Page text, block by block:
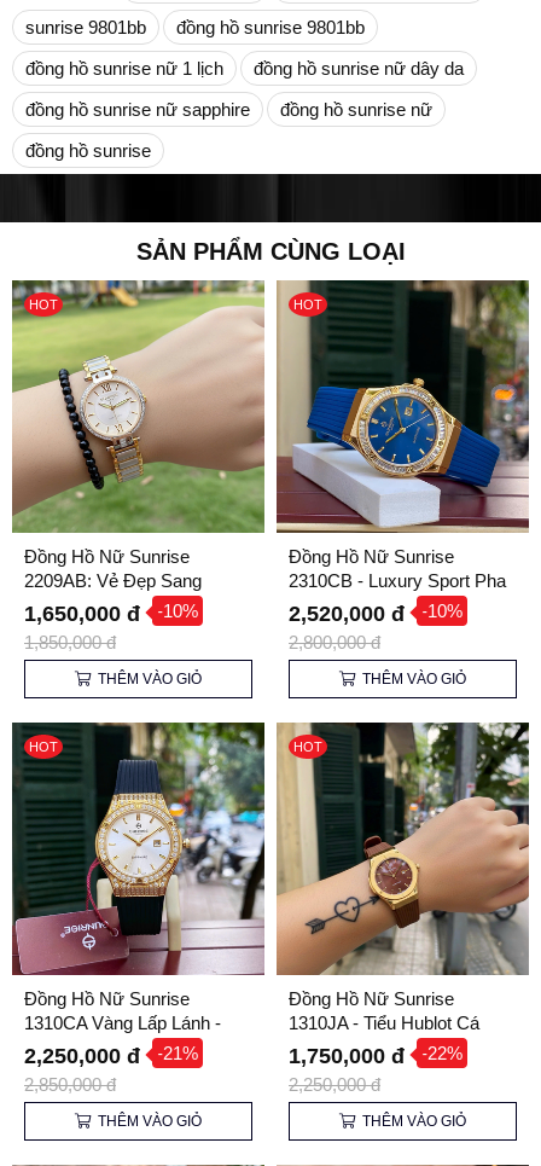
sunrise 9801bb
đồng hồ sunrise 9801bb
đồng hồ sunrise nữ 1 lịch
đồng hồ sunrise nữ dây da
đồng hồ sunrise nữ sapphire
đồng hồ sunrise nữ
đồng hồ sunrise
SẢN PHẨM CÙNG LOẠI
HOT
Đồng Hồ Nữ Sunrise
2209AB: Vẻ Đẹp Sang
Trọng, Tỏa Sáng Mọi Góc
Nhìn
1,650,000 đ -10%
1,850,000 đ
THÊM VÀO GIỎ
HOT
Đồng Hồ Nữ Sunrise
2310CB - Luxury Sport Pha
Lê Lấp Lánh
2,520,000 đ -10%
2,800,000 đ
THÊM VÀO GIỎ
HOT
Đồng Hồ Nữ Sunrise
1310CA Vàng Lấp Lánh -
Kính Sapphire, Dây Cao Su,
Dễ Phối Đồ
2,250,000 đ -21%
2,850,000 đ
THÊM VÀO GIỎ
HOT
Đồng Hồ Nữ Sunrise
1310JA - Tiểu Hublot Cá
Tính
1,750,000 đ -22%
2,250,000 đ
THÊM VÀO GIỎ